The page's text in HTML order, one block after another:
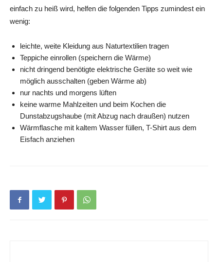
einfach zu heiß wird, helfen die folgenden Tipps zumindest ein
wenig:
leichte, weite Kleidung aus Naturtextilien tragen
Teppiche einrollen (speichern die Wärme)
nicht dringend benötigte elektrische Geräte so weit wie
möglich ausschalten (geben Wärme ab)
nur nachts und morgens lüften
keine warme Mahlzeiten und beim Kochen die
Dunstabzugshaube (mit Abzug nach draußen) nutzen
Wärmflasche mit kaltem Wasser füllen, T-Shirt aus dem
Eisfach anziehen